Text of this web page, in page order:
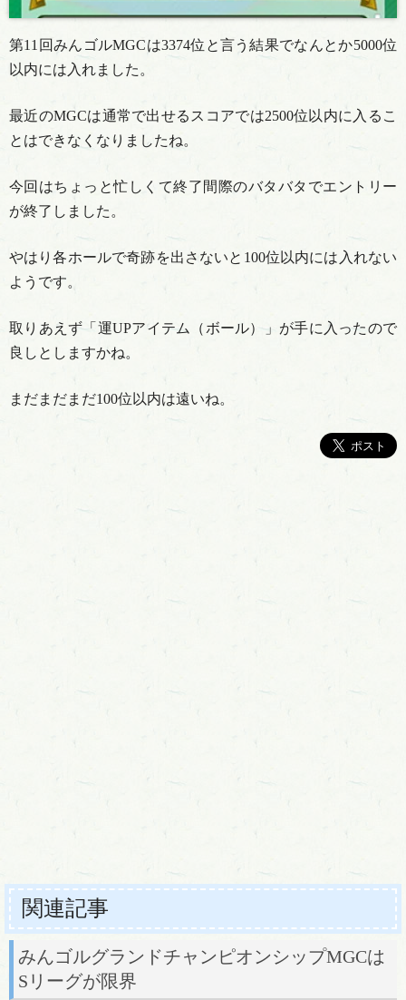
第11回みんゴルMGCは3374位と言う結果でなんとか5000位
以内には入れました。
最近のMGCは通常で出せるスコアでは2500位以内に入るこ
とはできなくなりましたね。
今回はちょっと忙しくて終了間際のバタバタでエントリー
が終了しました。
やはり各ホールで奇跡を出さないと100位以内には入れない
ようです。
取りあえず「運UPアイテム（ボール）」が手に入ったので
良しとしますかね。
まだまだまだ100位以内は遠いね。
関連記事
みんゴルグランドチャンピオンシップMGCは
Sリーグが限界